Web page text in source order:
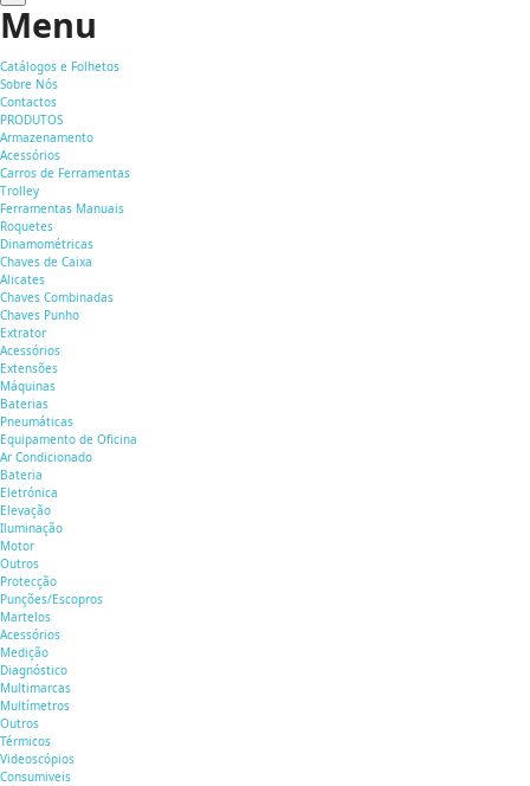
Menu
Catálogos e Folhetos
Sobre Nós
Contactos
PRODUTOS
Armazenamento
Acessórios
Carros de Ferramentas
Trolley
Ferramentas Manuais
Roquetes
Dinamométricas
Chaves de Caixa
Alicates
Chaves Combinadas
Chaves Punho
Extrator
Acessórios
Extensões
Máquinas
Baterias
Pneumáticas
Equipamento de Oficina
Ar Condicionado
Bateria
Eletrónica
Elevação
Iluminação
Motor
Outros
Protecção
Punções/Escopros
Martelos
Acessórios
Medição
Diagnóstico
Multimarcas
Multímetros
Outros
Térmicos
Videoscópios
Consumiveis